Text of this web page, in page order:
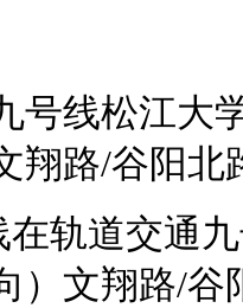
号线松江大
翔路/谷阳北
轨道交通
）文翔路/谷